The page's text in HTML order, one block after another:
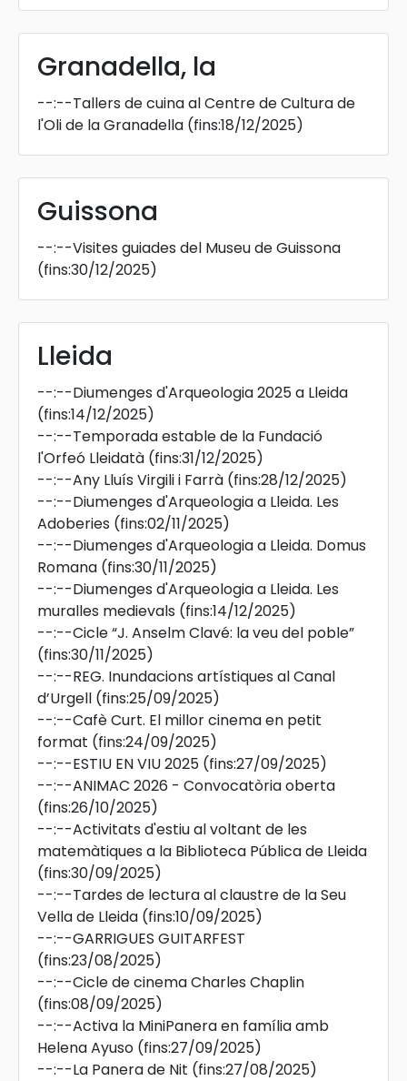
Granadella, la
--:--Tallers de cuina al Centre de Cultura de
l'Oli de la Granadella (fins:18/12/2025)
Guissona
--:--Visites guiades del Museu de Guissona
(fins:30/12/2025)
Lleida
--:--Diumenges d'Arqueologia 2025 a Lleida
(fins:14/12/2025)
--:--Temporada estable de la Fundació
l'Orfeó Lleidatà (fins:31/12/2025)
--:--Any Lluís Virgili i Farrà (fins:28/12/2025)
--:--Diumenges d'Arqueologia a Lleida. Les
Adoberies (fins:02/11/2025)
--:--Diumenges d'Arqueologia a Lleida. Domus
Romana (fins:30/11/2025)
--:--Diumenges d'Arqueologia a Lleida. Les
muralles medievals (fins:14/12/2025)
--:--Cicle “J. Anselm Clavé: la veu del poble”
(fins:30/11/2025)
--:--REG. Inundacions artístiques al Canal
d’Urgell (fins:25/09/2025)
--:--Cafè Curt. El millor cinema en petit
format (fins:24/09/2025)
--:--ESTIU EN VIU 2025 (fins:27/09/2025)
--:--ANIMAC 2026 - Convocatòria oberta
(fins:26/10/2025)
--:--Activitats d'estiu al voltant de les
matemàtiques a la Biblioteca Pública de Lleida
(fins:30/09/2025)
--:--Tardes de lectura al claustre de la Seu
Vella de Lleida (fins:10/09/2025)
--:--GARRIGUES GUITARFEST
(fins:23/08/2025)
--:--Cicle de cinema Charles Chaplin
(fins:08/09/2025)
--:--Activa la MiniPanera en família amb
Helena Ayuso (fins:27/09/2025)
--:--La Panera de Nit (fins:27/08/2025)